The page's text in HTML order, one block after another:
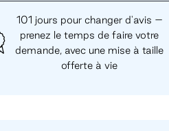
101 jours pour changer d'avis –
prenez le temps de faire votre
demande, avec une mise à taille
offerte à vie